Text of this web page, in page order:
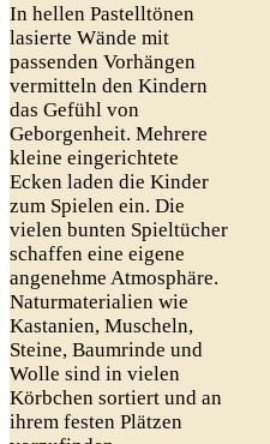
In hellen Pastelltönen
lasierte Wände mit
passenden Vorhängen
vermitteln den Kindern
das Gefühl von
Geborgenheit. Mehrere
kleine eingerichtete
Ecken laden die Kinder
zum Spielen ein. Die
vielen bunten Spieltücher
schaffen eine eigene
angenehme Atmosphäre.
Naturmaterialien wie
Kastanien, Muscheln,
Steine, Baumrinde und
Wolle sind in vielen
Körbchen sortiert und an
ihrem festen Plätzen